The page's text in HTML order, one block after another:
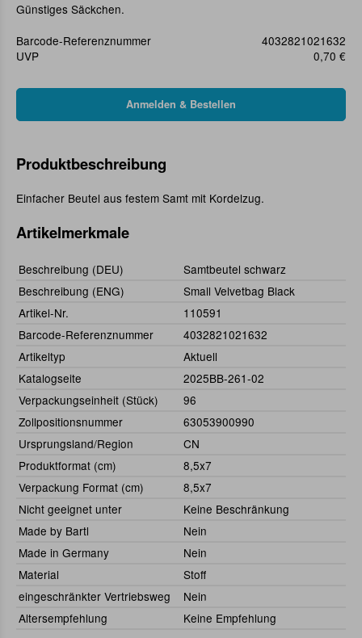
Günstiges Säckchen.
Barcode-Referenznummer
4032821021632
UVP
0,70 €
Produktbeschreibung
Einfacher Beutel aus festem Samt mit Kordelzug.
Artikelmerkmale
Beschreibung (DEU)
Samtbeutel schwarz
Beschreibung (ENG)
Small Velvetbag Black
Artikel-Nr.
110591
Barcode-Referenznummer
4032821021632
Artikeltyp
Aktuell
Katalogseite
2025BB-261-02
Verpackungseinheit (Stück)
96
Zollpositionsnummer
63053900990
Ursprungsland/Region
CN
Produktformat (cm)
8,5x7
Verpackung Format (cm)
8,5x7
Nicht geeignet unter
Keine Beschränkung
Made by Bartl
Nein
Made in Germany
Nein
Material
Stoff
eingeschränkter Vertriebsweg
Nein
Altersempfehlung
Keine Empfehlung